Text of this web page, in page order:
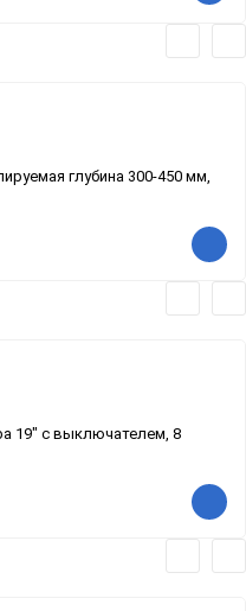
глубина 300-450 мм,
19" с выключателем, 8